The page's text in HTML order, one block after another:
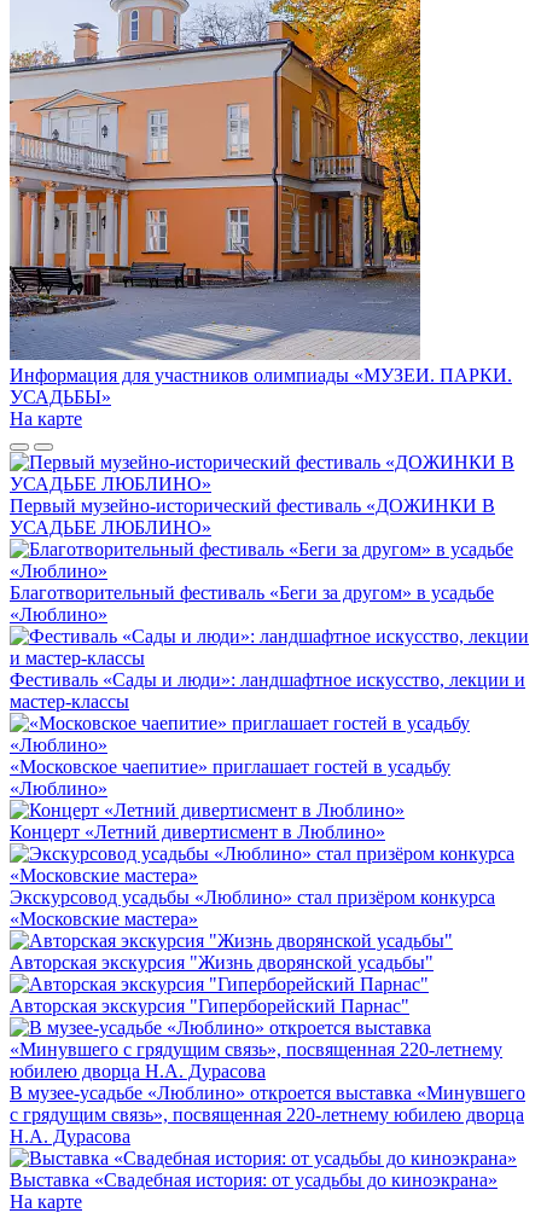
Информация для участников олимпиады «МУЗЕИ. ПАРКИ.
УСАДЬБЫ»
На карте
Первый музейно-исторический фестиваль «ДОЖИНКИ В
УСАДЬБЕ ЛЮБЛИНО»
Благотворительный фестиваль «Беги за другом» в усадьбе
«Люблино»
Фестиваль «Сады и люди»: ландшафтное искусство, лекции и
мастер-классы
«Московское чаепитие» приглашает гостей в усадьбу
«Люблино»
Концерт «Летний дивертисмент в Люблино»
Экскурсовод усадьбы «Люблино» стал призёром конкурса
«Московские мастера»
Авторская экскурсия "Жизнь дворянской усадьбы"
Авторская экскурсия "Гиперборейский Парнас"
В музее-усадьбе «Люблино» откроется выставка «Минувшего
с грядущим связь», посвященная 220-летнему юбилею дворца
Н.А. Дурасова
Выставка «Свадебная история: от усадьбы до киноэкрана»
На карте